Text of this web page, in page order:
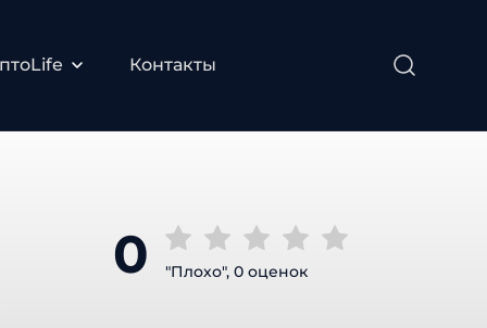
Контакты
0 "Плохо", 0 оценок